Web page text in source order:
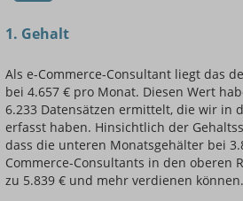
Einsteigerin /
1. Gehalt
Als e-Commerce-Consultant liegt das
bei 4.657 € pro Monat. Diesen Wert
6.233 Datensätzen ermittelt, die wir in
erfasst haben. Hinsichtlich der
dass die unteren Monatsgehälter bei
Commerce-Consultants in den oberen
zu 5.839 € und mehr verdienen können.